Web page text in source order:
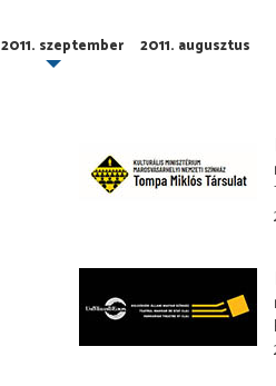
2011. szeptember 2011. augusztus